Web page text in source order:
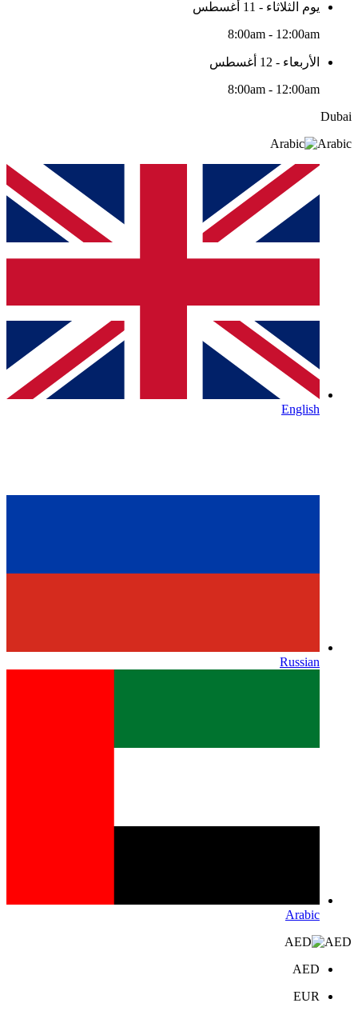
يوم الثلاثاء - 11 أغسطس
8:00am - 12:00am
الأربعاء - 12 أغسطس
8:00am - 12:00am
Dubai
Arabic
English
Russian
Arabic
AED
AED
EUR